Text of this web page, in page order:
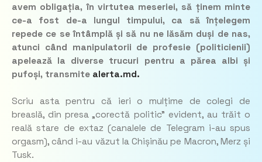
avem obligația, în virtutea meseriei, să ținem minte
ce-a fost de-a lungul timpului, ca să înțelegem
repede ce se întâmplă și să nu ne lăsăm duși de nas,
atunci când manipulatorii de profesie (politicienii)
apelează la diverse trucuri pentru a părea albi și
pufoși, transmite alerta.md.
Scriu asta pentru că ieri o mulțime de colegi de
breaslă, din presa „corectă politic” evident, au trăit o
reală stare de extaz (canalele de Telegram i-au spus
orgasm), când i-au văzut la Chișinău pe Macron, Merz și
Tusk.